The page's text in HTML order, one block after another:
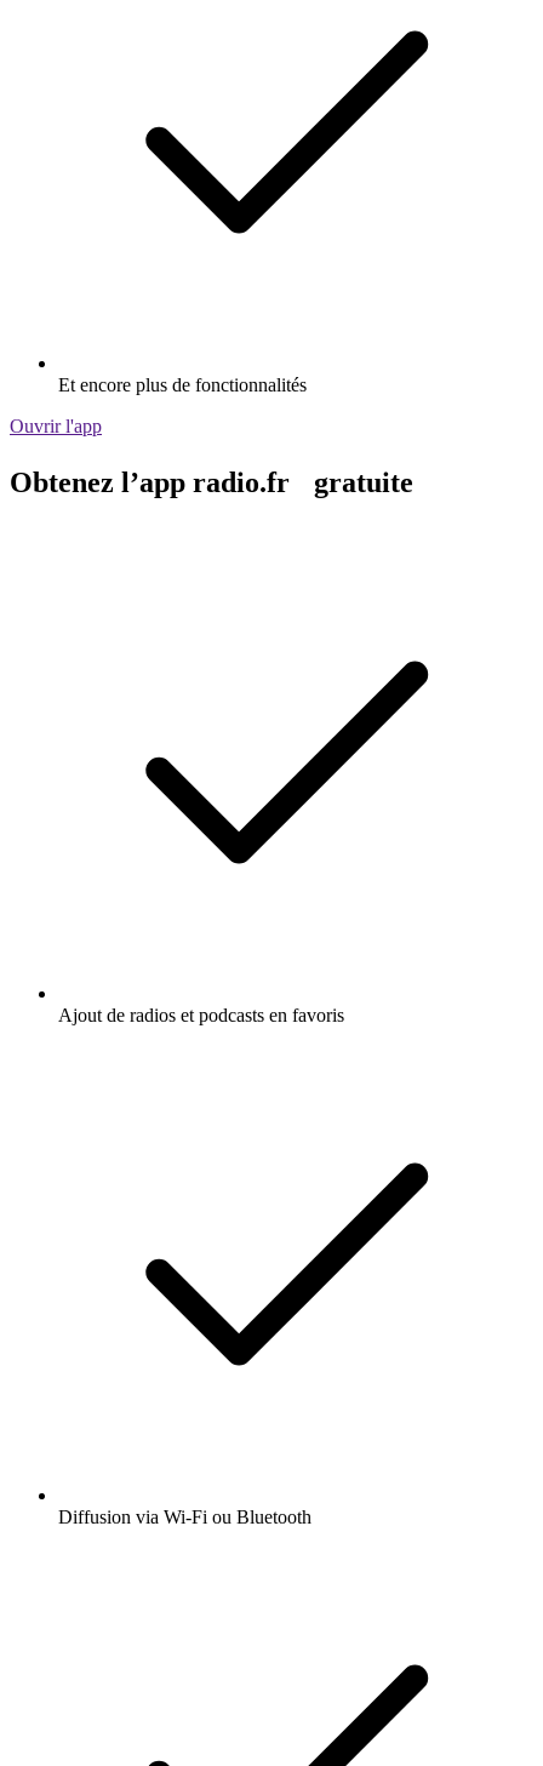
Et encore plus de fonctionnalités
Ouvrir l'app
Obtenez l’app radio.fr gratuite
Ajout de radios et podcasts en favoris
Diffusion via Wi-Fi ou Bluetooth